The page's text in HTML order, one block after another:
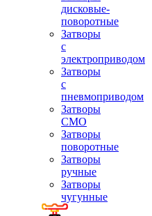
дисковые-
поворотные
Затворы
с
электроприводом
Затворы
с
пневмоприводом
Затворы
СМО
Затворы
поворотные
Затворы
ручные
Затворы
чугунные